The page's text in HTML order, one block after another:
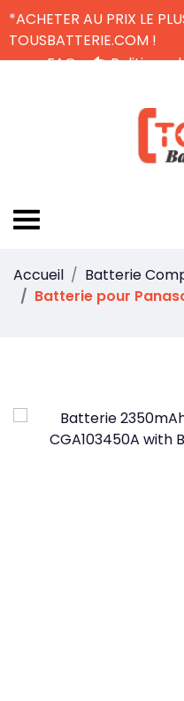
*ACHETER AU PRIX LE
TOUSBATTERIE.COM !
FAQ
Politique
Accueil Batterie
Batterie pour